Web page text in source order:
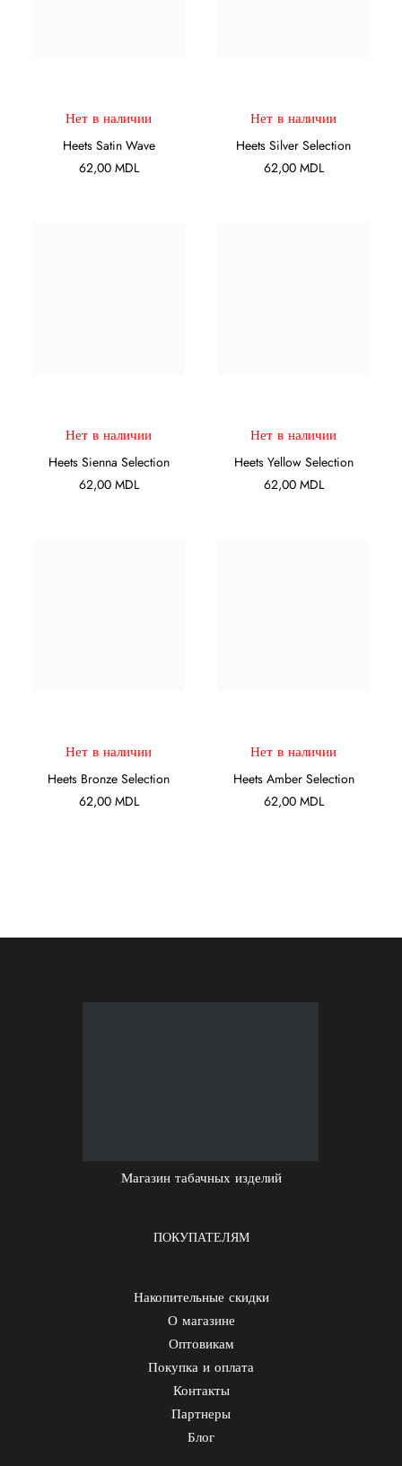
Нет в наличии
Heets Satin Wave
62,00 MDL
Нет в наличии
Heets Silver Selection
62,00 MDL
Нет в наличии
Heets Sienna Selection
62,00 MDL
Нет в наличии
Heets Yellow Selection
62,00 MDL
Нет в наличии
Heets Bronze Selection
62,00 MDL
Нет в наличии
Heets Amber Selection
62,00 MDL
Магазин табачных изделий
ПОКУПАТЕЛЯМ
Накопительные скидки
О магазине
Оптовикам
Покупка и оплата
Контакты
Партнеры
Блог